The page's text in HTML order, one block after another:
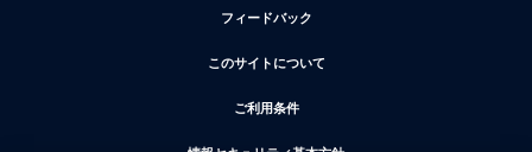
フィードバック新しいウィンドウで開く
このサイトについて新しいウィンドウで開く
ご利用条件新しいウィンドウで開く